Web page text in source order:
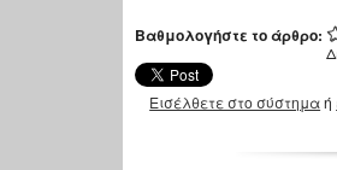
Βαθμολογήστε το άρθρο:
Εισέλθετε στο σύστημαή